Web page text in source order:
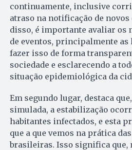
continuamente, inclusive
atraso na notificação de novos
disso, é importante avaliar os
de eventos, principalmente as
fazer isso de forma
sociedade e esclarecendo a
situação epidemiológica da
Em segundo lugar, destaca
simulada, a estabilização
habitantes infectados, e esta
que a que vemos na prática
brasileiras. Isso significa que,